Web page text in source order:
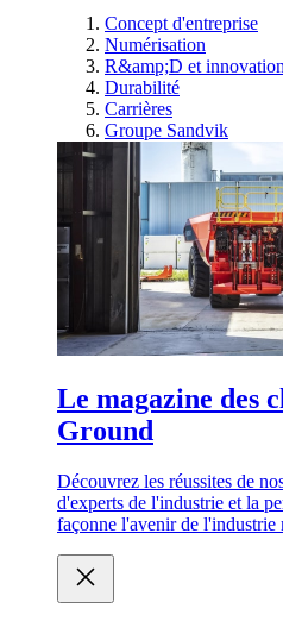
Concept d'entreprise
Numérisation
R&amp;D et innovation
Durabilité
Carrières
Groupe Sandvik
Le magazine des
Ground
Découvrez les réussites de
d'experts de l'industrie et la
façonne l'avenir de l'industrie